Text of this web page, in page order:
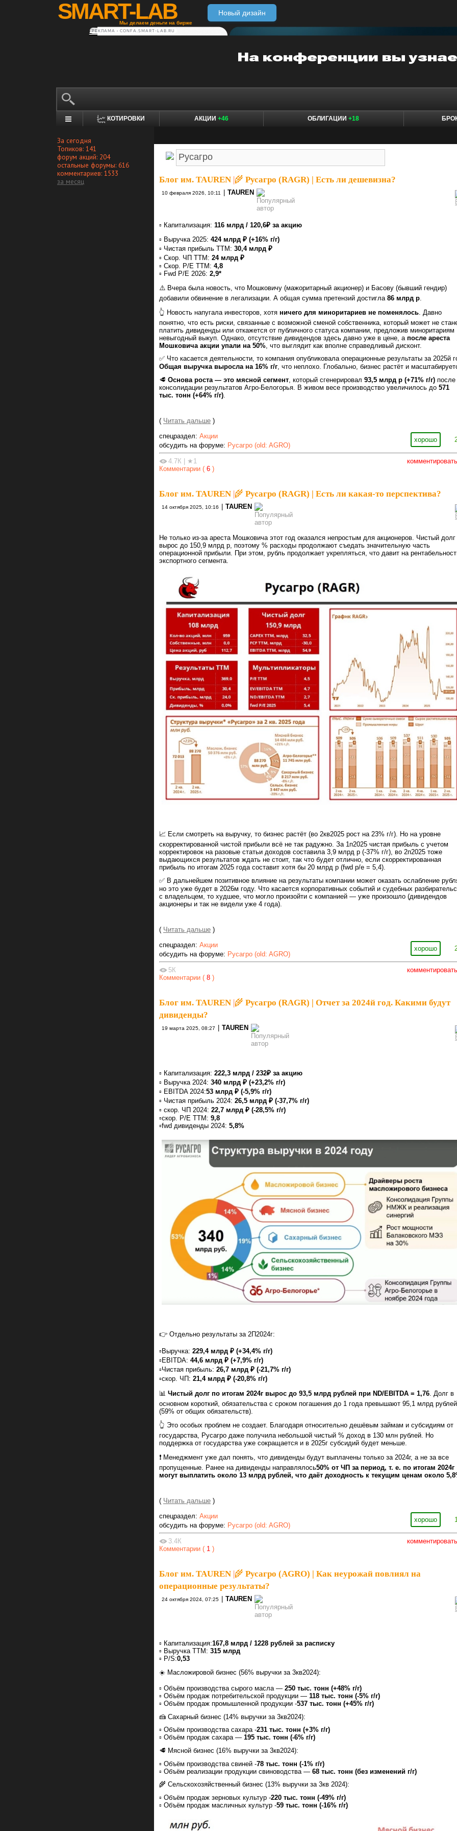
SMART-LAB
Мы делаем деньги на бирже
Новый дизайн
РЕКЛАМА • CONFA.SMART-LAB.RU
КОТИРОВКИ АКЦИИ +46 ОБЛИГАЦИИ +18
За сегодня
Топиков: 141
форум акций: 204
остальные форумы: 616
комментариев: 1533
за месяц
Блог им. TAUREN 🌾 Русагро (RAGR) | Есть ли дешевизна?
10 февраля 2026, 10:11 TAUREN
▫️ Капитализация: 116 млрд / 120,6₽ за акцию
▫️ Выручка 2025: 424 млрд ₽ (+16% г/г)
▫️ Чистая прибыль TTM: 30,4 млрд ₽
▫️ Скор. ЧП TTM: 24 млрд ₽
▫️ Cкор. P/E TTM: 4,8
▫️ Fwd P/E 2026: 2,9*
⚠️ Вчера была новость, что Мошковичу (мажоритарный акционер) и Басову (бывший гендир)
добавили обвинение в легализации. А общая сумма претензий достигла 86 млрд р
👆 Новость напугала инвесторов, хотя ничего для миноритариев не поменялось . Давно
понятно, что есть риски, связанные с возможной сменой собственника, который может не
платить дивиденды или откажется от публичного статуса компании, предложив миноритариям
невыгодный выкуп. Однако, отсутствие дивидендов здесь давно уже в цене, а после ареста
Мошковича акции упали на 50% , что выглядит как вполне справедливый дисконт.
✅ Что касается деятельности, то компания опубликовала операционные результаты за 2025й
Общая выручка выросла на 16% г/г, что неплохо. Глобально, бизнес растёт и
🥩 Основа роста — это мясной сегмент , который сгенерировал 93,5 млрд р (+71% г/г) после
консолидации результатов Агро-Белогорья. В живом весе производство увеличилось до 571
тыс. тонн (+64% г/г)
( Читать дальше )
хорошо
спецраздел: Акции
обсудить на форуме: Русагро (old: AGRO)
комментировать
4.7К | ★1
Комментарии ( 6 )
Блог им. TAUREN |🌾 Русагро (RAGR) | Есть ли какая-то перспектива?
14 октября 2025, 10:16 | TAUREN
Не только из-за ареста Мошковича этот год оказался непростым для акционеров. Чистый долг
вырос до 150,9 млрд р, поэтому % расходы продолжают съедать значительную часть
операционной прибыли. При этом, рубль продолжает укрепляться, что давит на
экспортного сегмента.
📈 Если смотреть на выручку, то бизнес растёт (во 2кв2025 рост на 23% г/г). Но на уровне
скорректированной чистой прибыли всё не так радужно. За 1п2025 чистая прибыль с учетом
корректировок на разовые статьи доходов составила 3,9 млрд р (-37% г/г), во 2п2025 тоже
выдающихся результатов ждать не стоит, так что будет отлично, если скорректированная
прибыль по итогам 2025 года составит хотя бы 20 млрд р (fwd p/e = 5,4).
✅ В дальнейшем позитивное влияние на результаты компании может оказать ослабление
но это уже будет в 2026м году. Что касается корпоративных событий и судебных
с владельцем, то худшее, что могло произойти с компанией — уже произошло (дивидендов
акционеры и так не видели уже 4 года).
( Читать дальше )
хорошо
спецраздел: Акции
обсудить на форуме: Русагро (old: AGRO)
комментировать
5К
Комментарии ( 8 )
Блог им. TAUREN |🌾 Русагро (RAGR) | Отчет за 2024й год. Какими будут
дивиденды?
19 марта 2025, 08:27 | TAUREN
▫️ Капитализация: 222,3 млрд / 232₽ за акцию
▫️ Выручка 2024: 340 млрд ₽ (+23,2% г/г)
▫️ EBITDA 2024:53 млрд ₽ (-5,9% г/г)
▫️ Чистая прибыль 2024: 26,5 млрд ₽ (-37,7% г/г)
▫️ скор. ЧП 2024: 22,7 млрд ₽ (-28,5% г/г)
▫️скор. P/E ТТМ: 9,8
▫️fwd дивиденды 2024: 5,8%
👉 Отдельно результаты за 2П2024г:
▫️Выручка: 229,4 млрд ₽ (+34,4% г/г)
▫️EBITDA: 44,6 млрд ₽ (+7,9% г/г)
▫️Чистая прибыль: 26,7 млрд ₽ (-21,7% г/г)
▫️скор. ЧП: 21,4 млрд ₽ (-20,8% г/г)
📊 Чистый долг по итогам 2024г вырос до 93,5 млрд рублей при ND/EBITDA = 1,76 . Долг в
основном короткий, обязательства с сроком погашения до 1 года превышают 95,1 млрд рублей
(59% от общих обязательств).
👆 Это особых проблем не создает. Благодаря относительно дешёвым займам и субсидиям от
государства, Русагро даже получила небольшой чистый % доход в 130 млн рублей. Но
поддержка от государства уже сокращается и в 2025г субсидий будет меньше.
❗️ Менеджмент уже дал понять, что дивиденды будут выплачены только за 2024г, а не за все
пропущенные. Ранее на дивиденды направлялось50% от ЧП за период, т. е. по итогам 2024г
могут выплатить около 13 млрд рублей, что даёт доходность к текущим ценам около
( Читать дальше )
хорошо
спецраздел: Акции
обсудить на форуме: Русагро (old: AGRO)
комментировать
3.4К
Комментарии ( 1 )
Блог им. TAUREN |🌾 Русагро (AGRO) | Как неурожай повлиял на
операционные результаты?
24 октября 2024, 07:25 | TAUREN
▫️ Капитализация:167,8 млрд / 1228 рублей за расписку
▫️ Выручка ТТМ: 315 млрд
▫️ P/S:0,53
☀️ Масложировой бизнес (56% выручки за 3кв2024):
▫️ Объём производства сырого масла — 250 тыс. тонн (+48% г/г)
▫️ Объём продаж потребительской продукции — 118 тыс. тонн (-5% г/г)
▫️ Объём продаж промышленной продукции -537 тыс. тонн (+45% г/г)
🍰 Сахарный бизнес (14% выручки за 3кв2024):
▫️ Объём производства сахара -231 тыс. тонн (+3% г/г)
▫️ Объём продаж сахара — 195 тыс. тонн (-6% г/г)
🥩 Мясной бизнес (16% выручки за 3кв2024):
▫️ Объём производства свиней -78 тыс. тонн (-1% г/г)
▫️ Объём реализации продукции свиноводства — 68 тыс. тонн (без изменений г/г)
🌾 Сельскохозяйственный бизнес (13% выручки за 3кв 2024):
▫️ Объём продаж зерновых культур -220 тыс. тонн (-49% г/г)
▫️ Объём продаж масличных культур -59 тыс. тонн (-16% г/г)